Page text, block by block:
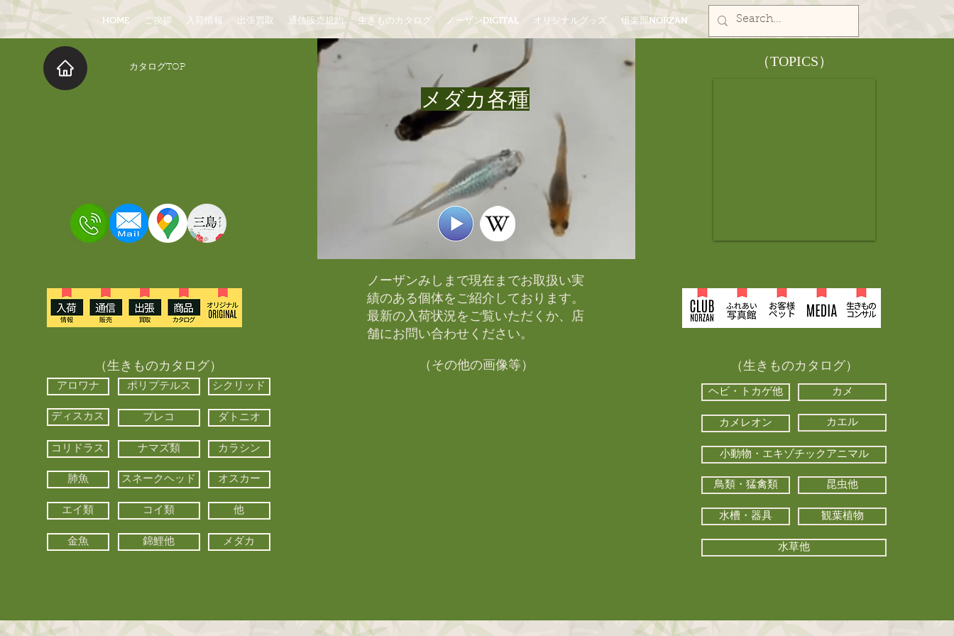
HOME ご挨拶 入荷情報 出張買取 通信販売規約 生きものカタログ ノーザンDIGITAL オリジナルグッズ 倶楽部NORZAN
​カタログTOP
メダカ各種
​（TOPICS）
（生きものカタログ）
アロワナ ポリプテルス シクリッド
ディスカス プレコ ダトニオ
コリドラス ナマズ類 カラシン
肺魚 スネークヘッド オスカー
エイ類 コイ類 他
金魚 錦鯉他 メダカ
ノーザンみしまで現在までお取扱い実
績のある個体をご紹介しております。​
最新の入荷状況をご覧いただくか、店
舗にお問い合わせください。​
（その他の画像等） （生きものカタログ）
ヘビ・トカゲ他 カメ
カメレオン カエル
小動物・エキゾチックアニマル
鳥類・猛禽類 昆虫他
水槽・器具 観葉植物
水草他